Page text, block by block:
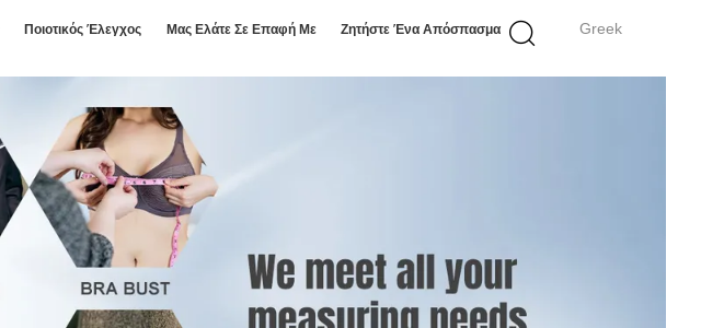
Greek
Ποιοτικός Έλεγχος Μας Ελάτε Σε Επαφή Με Ζητήστε Ένα Απόσπασμα